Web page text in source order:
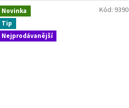
Novinka
Tip
Nejprodávanější
Kód: 9390